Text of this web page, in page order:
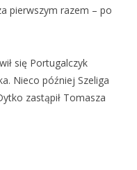
pierwszym razem – po
się Portugalczyk
Nieco później Szeliga
zastąpił Tomasza